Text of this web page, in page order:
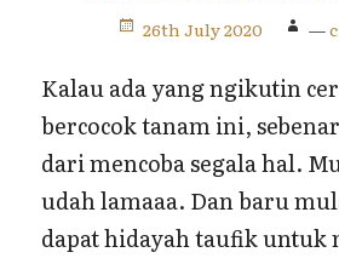
26th July 2020 —
Kalau ada yang ngikutin
bercocok tanam ini,
dari mencoba segala hal.
udah lamaaa. Dan baru
dapat hidayah taufik untuk